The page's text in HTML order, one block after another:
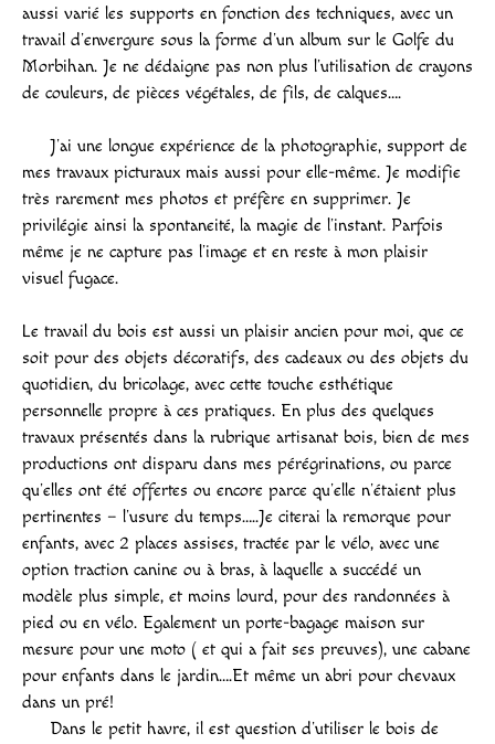
aussi varié les supports en fonction des techniques, avec un
travail d’envergure sous la forme d’un album sur le Golfe du
Morbihan. Je ne dédaigne pas non plus l’utilisation de crayons
de couleurs, de pièces végétales, de fils, de calques….
J’ai une longue expérience de la photographie, support de
mes travaux picturaux mais aussi pour elle-même. Je modifie
très rarement mes photos et préfère en supprimer. Je
privilégie ainsi la spontaneité, la magie de l’instant. Parfois
même je ne capture pas l’image et en reste à mon plaisir
visuel fugace.
Le travail du bois est aussi un plaisir ancien pour moi, que ce
soit pour des objets décoratifs, des cadeaux ou des objets du
quotidien, du bricolage, avec cette touche esthétique
personnelle propre à ces pratiques. En plus des quelques
travaux présentés dans la rubrique artisanat bois, bien de mes
productions ont disparu dans mes pérégrinations, ou parce
qu’elles ont été offertes ou encore parce qu’elle n’étaient plus
pertinentes – l’usure du temps…..Je citerai la remorque pour
enfants, avec 2 places assises, tractée par le vélo, avec une
option traction canine ou à bras, à laquelle a succédé un
modèle plus simple, et moins lourd, pour des randonnées à
pied ou en vélo. Egalement un porte-bagage maison sur
mesure pour une moto ( et qui a fait ses preuves), une cabane
pour enfants dans le jardin….Et même un abri pour chevaux
dans un pré!
Dans le petit havre, il est question d’utiliser le bois de